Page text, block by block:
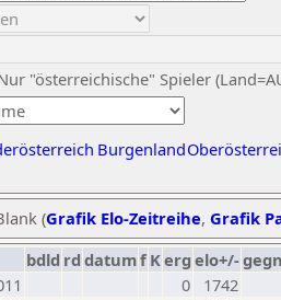
"österreichische" Spieler
Burgenland
(Grafik Elo-Zeitreihe, Grafik
bdld rd datumf Kerg elo+/-
0
1742